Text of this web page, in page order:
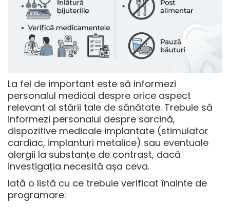
La fel de important este să informezi
personalul medical despre orice aspect
relevant al stării tale de sănătate. Trebuie să
informezi personalul despre sarcină,
dispozitive medicale implantate (stimulator
cardiac, implanturi metalice) sau eventuale
alergii la substanțe de contrast, dacă
investigația necesită așa ceva.
Iată o listă cu ce trebuie verificat înainte de
programare: